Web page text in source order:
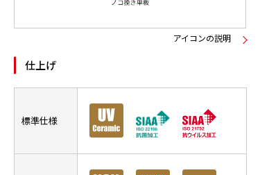
アイコンの説明
仕上げ
標準仕様